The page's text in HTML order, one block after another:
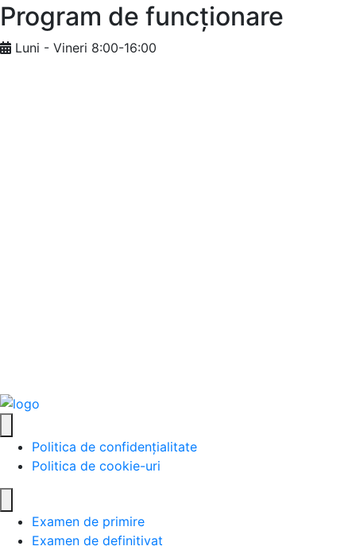
Program de funcționare
Luni - Vineri 8:00-16:00
Politica de confidențialitate
Politica de cookie-uri
Examen de primire
Examen de definitivat